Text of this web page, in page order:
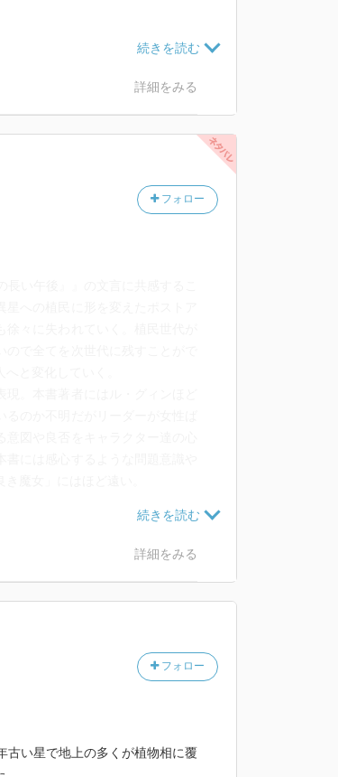
手製の蒟蒻煮で過ごしたこの夜も
詳細をみる
フォロー
”群れ”になると途端につまらな
れなくなる。
に貢献するスペシャリスト集団
スト的側面も持つ）だ。専政でも
が作中で全く生かされていない
いて、途中で読むのを止めよう
ったはずの老いた第一世代への違
詳細をみる
フォロー
古い星で地上の多くが植物相に覆